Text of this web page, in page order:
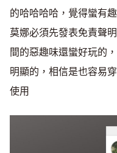
的哈哈哈哈，覺得蠻有
莫娜必須先發表免責聲
間的惡趣味還蠻好玩的
明顯的，相信是也容易
使用